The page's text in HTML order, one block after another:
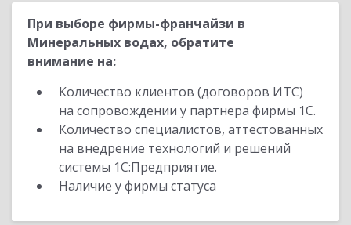
При выборе фирмы-франчайзи в
Минеральных водах, обратите
внимание на:
Количество клиентов (договоров ИТС)
на сопровождении у партнера фирмы 1С.
Количество специалистов, аттестованных
на внедрение технологий и решений
системы 1С:Предприятие.
Наличие у фирмы статуса